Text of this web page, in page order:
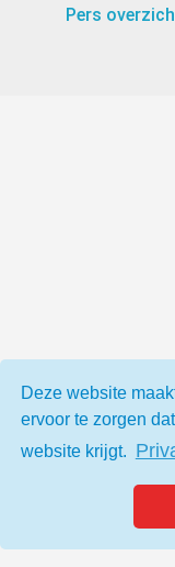
Deze website
ervoor te zorgen
website krijgt.
Pers